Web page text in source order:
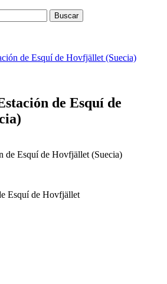
de Esquí de Hovfjället (Suecia)
de Esquí de
Esquí de Hovfjället